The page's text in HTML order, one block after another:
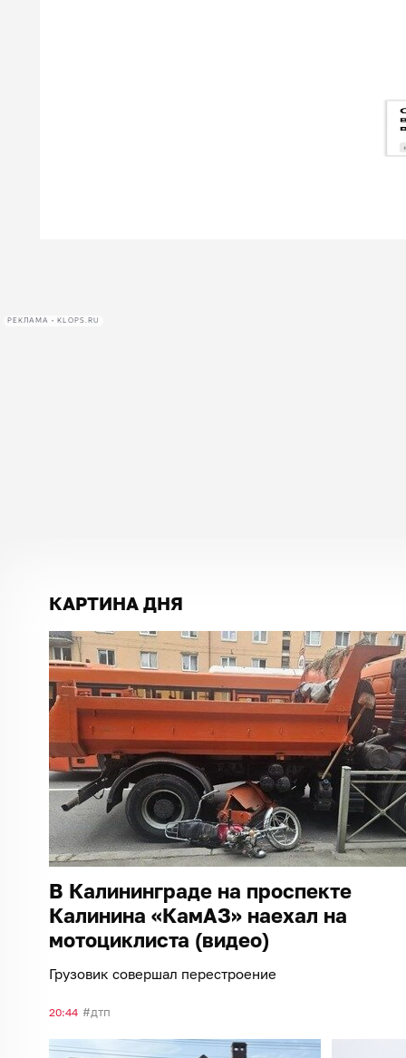
РЕКЛАМА • KLOPS.RU
КАРТИНА ДНЯ
В Калининграде на проспекте
Калинина «КамАЗ» наехал на
мотоциклиста (видео)
Грузовик совершал перестроение
20:44 дтп